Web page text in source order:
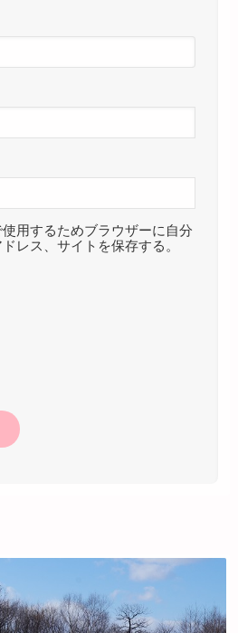
用するためブラウザーに自分
レス、サイトを保存する。